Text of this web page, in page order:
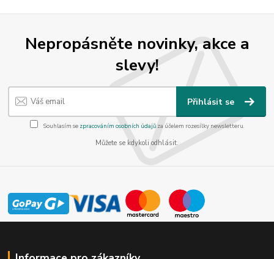
Nepropásněte novinky, akce a
slevy!
Přihlásit se
Souhlasím se zpracováním osobních údajůza účelem rozesílky newsletteru.
Můžete se kdykoli odhlásit.